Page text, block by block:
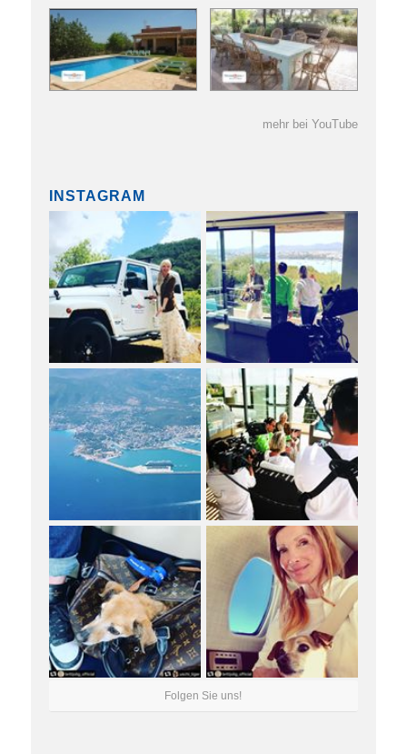
mehr bei YouTube
INSTAGRAM
Folgen Sie uns!